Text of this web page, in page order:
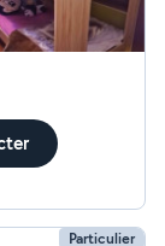
Particulier